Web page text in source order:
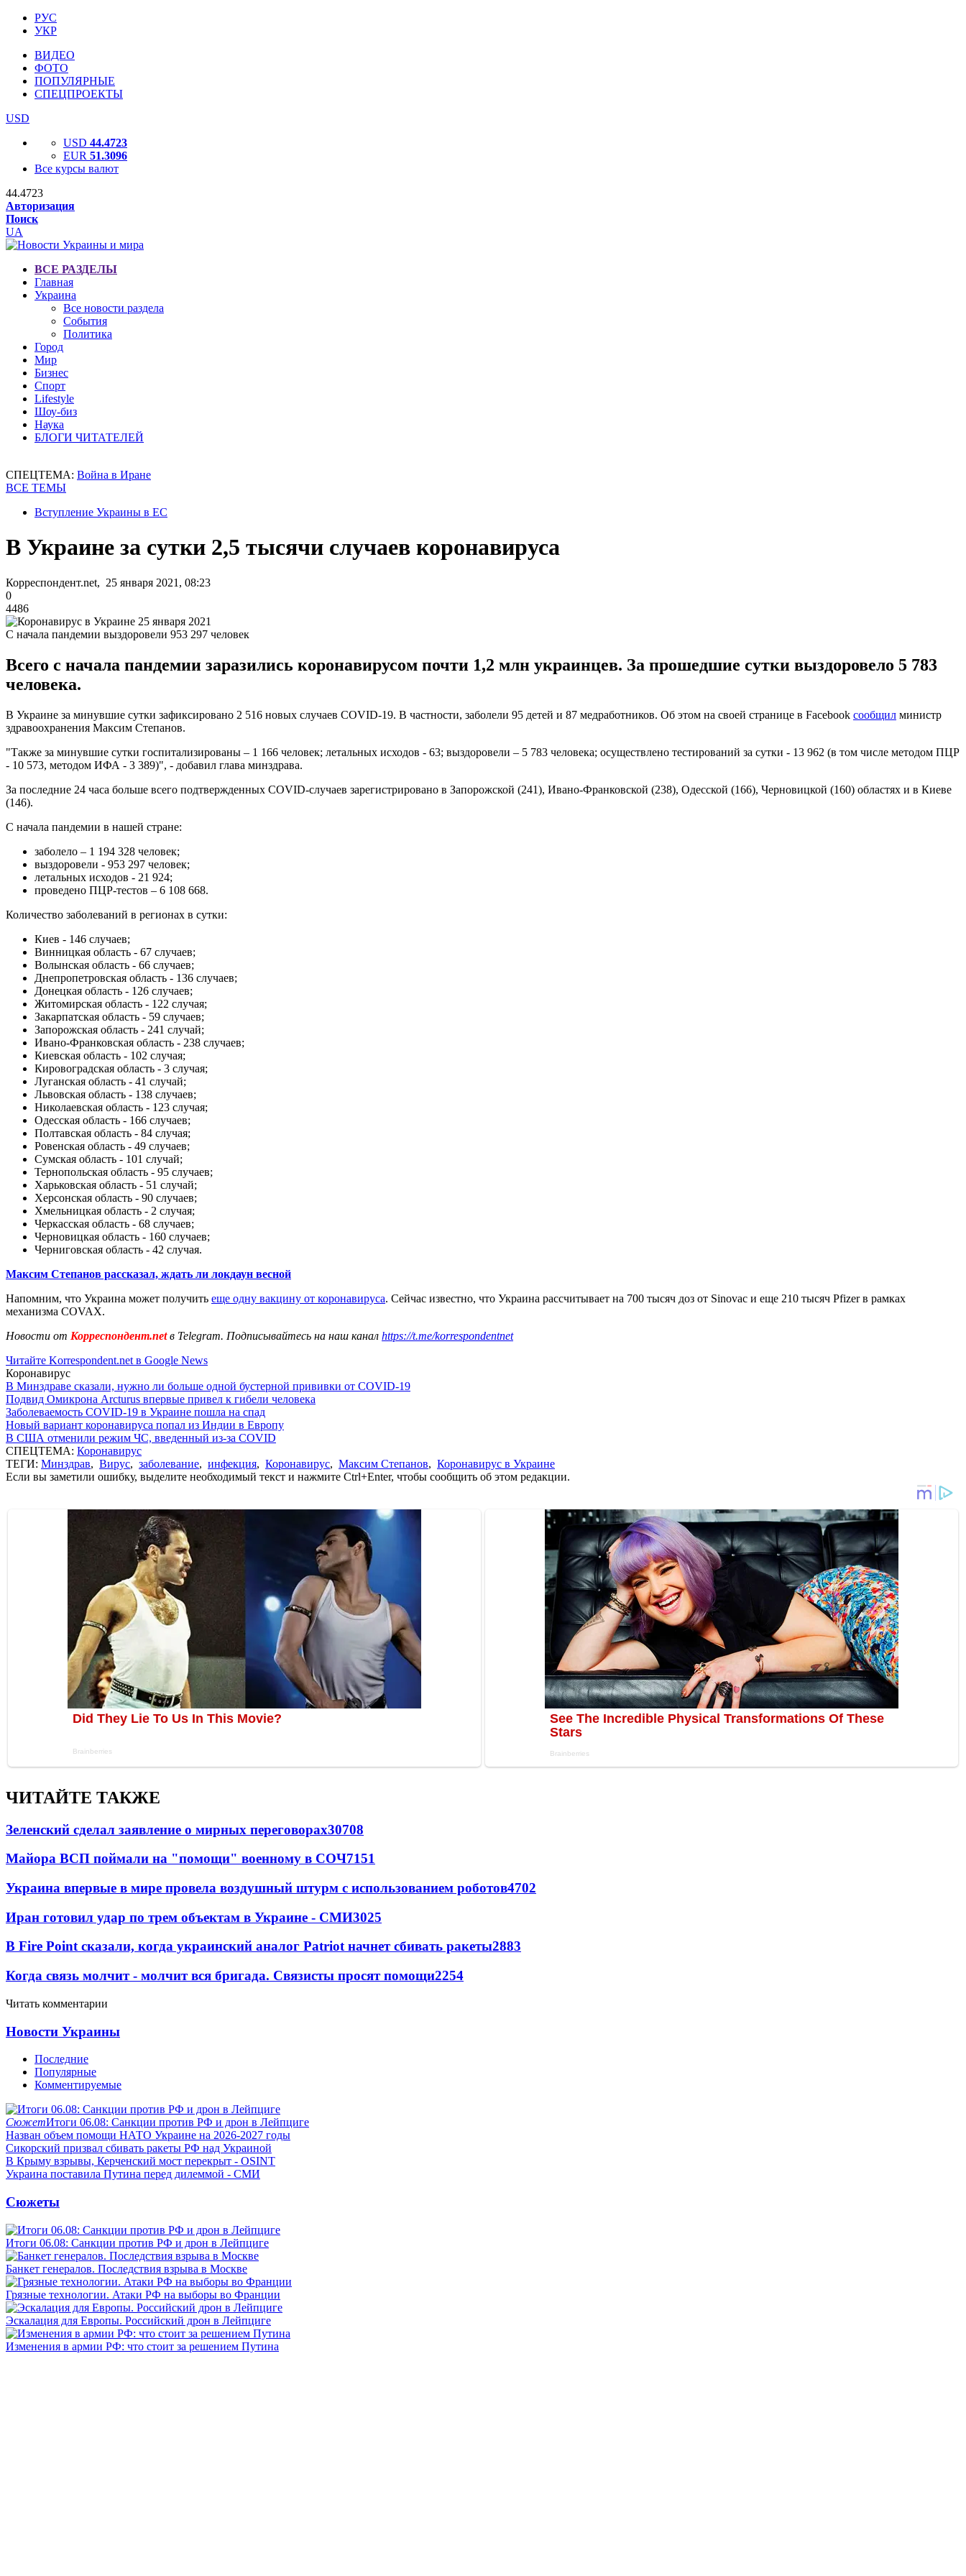
РУС
УКР
ВИДЕО
ФОТО
ПОПУЛЯРНЫЕ
СПЕЦПРОЕКТЫ
USD
USD 44.4723
EUR 51.3096
Все курсы валют
44.4723
Авторизация
Поиск
UA
ВСЕ РАЗДЕЛЫ
Главная
Украина
Все новости раздела
События
Политика
Город
Мир
Бизнес
Спорт
Lifestyle
Шоу-биз
Наука
БЛОГИ ЧИТАТЕЛЕЙ
СПЕЦТЕМА: Война в Иране
ВСЕ ТЕМЫ
Вступление Украины в ЕС
В Украине за сутки 2,5 тысячи случаев коронавируса
Корреспондент.net, 25 января 2021, 08:23
0
4486
С начала пандемии выздоровели 953 297 человек
Всего с начала пандемии заразились коронавирусом почти 1,2 млн украинцев. За прошедшие сутки выздоровело 5 783
человека.
В Украине за минувшие сутки зафиксировано 2 516 новых случаев COVID-19. В частности, заболели 95 детей и 87 медработников. Об этом на своей странице в Facebook сообщил министр
здравоохранения Максим Степанов.
"Также за минувшие сутки госпитализированы – 1 166 человек; летальных исходов - 63; выздоровели – 5 783 человека; осуществлено тестирований за сутки - 13 962 (в том числе методом ПЦР
- 10 573, методом ИФА - 3 389)", - добавил глава минздрава.
За последние 24 часа больше всего подтвержденных COVID-случаев зарегистрировано в Запорожской (241), Ивано-Франковской (238), Одесской (166), Черновицкой (160) областях и в Киеве
(146).
С начала пандемии в нашей стране:
заболело – 1 194 328 человек;
выздоровели - 953 297 человек;
летальных исходов - 21 924;
проведено ПЦР-тестов – 6 108 668.
Количество заболеваний в регионах в сутки:
Киев - 146 случаев;
Винницкая область - 67 случаев;
Волынская область - 66 случаев;
Днепропетровская область - 136 случаев;
Донецкая область - 126 случаев;
Житомирская область - 122 случая;
Закарпатская область - 59 случаев;
Запорожская область - 241 случай;
Ивано-Франковская область - 238 случаев;
Киевская область - 102 случая;
Кировоградская область - 3 случая;
Луганская область - 41 случай;
Львовская область - 138 случаев;
Николаевская область - 123 случая;
Одесская область - 166 случаев;
Полтавская область - 84 случая;
Ровенская область - 49 случаев;
Сумская область - 101 случай;
Тернопольская область - 95 случаев;
Харьковская область - 51 случай;
Херсонская область - 90 случаев;
Хмельницкая область - 2 случая;
Черкасская область - 68 случаев;
Черновицкая область - 160 случаев;
Черниговская область - 42 случая.
Максим Степанов рассказал, ждать ли локдаун весной
Напомним, что Украина может получить еще одну вакцину от коронавируса. Сейчас известно, что Украина рассчитывает на 700 тысяч доз от Sinovac и еще 210 тысяч Pfizer в рамках
механизма COVAX.
Новости от Корреспондент.netв Telegram. Подписывайтесь на наш канал https://t.me/korrespondentnet
Читайте Korrespondent.net в Google News
Коронавирус
В Минздраве сказали, нужно ли больше одной бустерной прививки от COVID-19
Подвид Омикрона Arcturus впервые привел к гибели человека
Заболеваемость COVID-19 в Украине пошла на спад
Новый вариант коронавируса попал из Индии в Европу
В США отменили режим ЧС, введенный из-за COVID
СПЕЦТЕМА: Коронавирус
ТЕГИ: Минздрав, Вирус, заболевание, инфекция, Коронавирус, Максим Степанов, Коронавирус в Украине
Если вы заметили ошибку, выделите необходимый текст и нажмите Ctrl+Enter, чтобы сообщить об этом редакции.
ЧИТАЙТЕ ТАКЖЕ
Зеленский сделал заявление о мирных переговорах30708
Майора ВСП поймали на "помощи" военному в СОЧ7151
Украина впервые в мире провела воздушный штурм с использованием роботов4702
Иран готовил удар по трем объектам в Украине - СМИ3025
В Fire Point сказали, когда украинский аналог Patriot начнет сбивать ракеты2883
Когда связь молчит - молчит вся бригада. Связисты просят помощи2254
Читать комментарии
Новости Украины
Последние
Популярные
Комментируемые
СюжетИтоги 06.08: Санкции против РФ и дрон в Лейпциге
Назван объем помощи НАТО Украине на 2026-2027 годы
Сикорский призвал сбивать ракеты РФ над Украиной
В Крыму взрывы, Керченский мост перекрыт - OSINT
Украина поставила Путина перед дилеммой - СМИ
Сюжеты
Итоги 06.08: Санкции против РФ и дрон в Лейпциге
Банкет генералов. Последствия взрыва в Москве
Грязные технологии. Атаки РФ на выборы во Франции
Эскалация для Европы. Российский дрон в Лейпциге
Изменения в армии РФ: что стоит за решением Путина